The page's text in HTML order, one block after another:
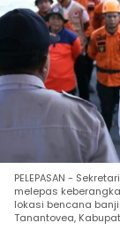
PELEPASAN -
melepas
lokasi bencana
Tanantovea,